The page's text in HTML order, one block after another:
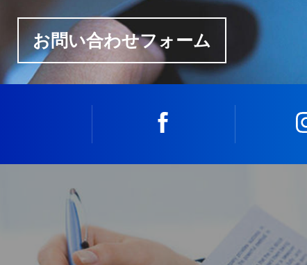
お問い合わせフォーム